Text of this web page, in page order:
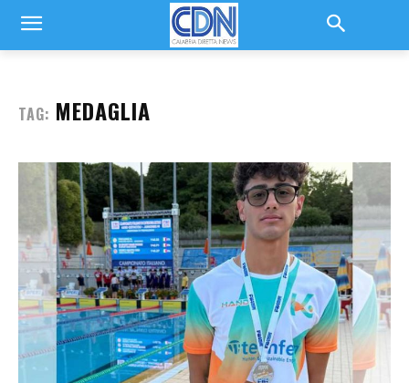
TAG: MEDAGLIA